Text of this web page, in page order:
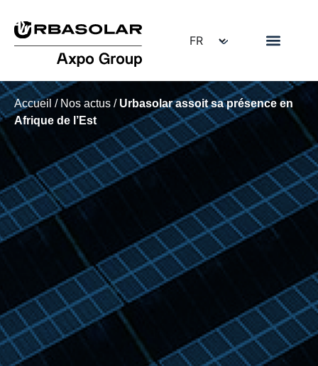
Accueil / Nos actus / Urbasolar assoit sa présence en
Afrique de l’Est